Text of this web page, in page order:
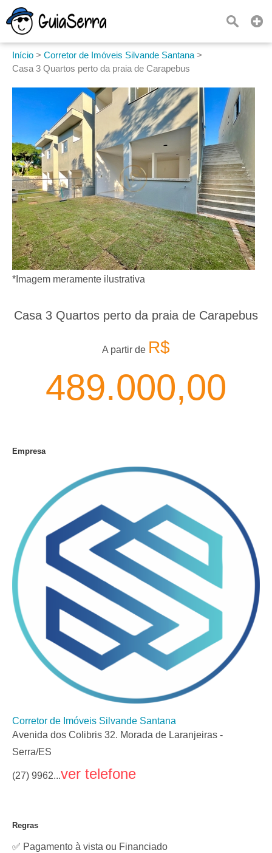
Início > Corretor de Imóveis Silvande Santana >
Casa 3 Quartos perto da praia de Carapebus
*Imagem meramente ilustrativa
Casa 3 Quartos perto da praia de Carapebus
A partir de R$
489.000,00
Empresa
Corretor de Imóveis Silvande Santana
Avenida dos Colibris 32. Morada de Laranjeiras -
Serra/ES
(27) 9962...ver telefone
Regras
✅ Pagamento à vista ou Financiado